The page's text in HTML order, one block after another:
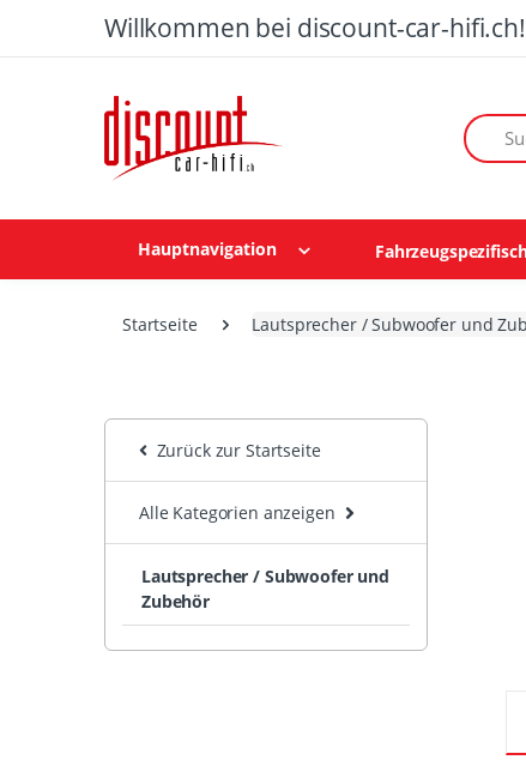
Willkommen bei discount-car-hifi.ch!
Suchen
Hauptnavigation
Startseite Lautsprecher / Subwoofer und
Zurück zur Startseite
Alle Kategorien anzeigen
Lautsprecher / Subwoofer und
Zubehör